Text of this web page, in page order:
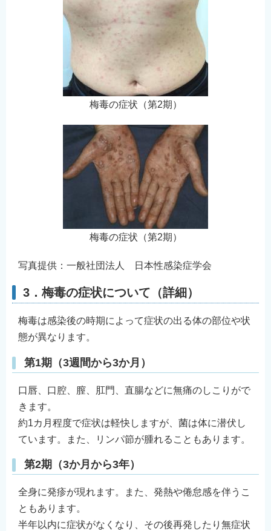
梅毒の症状（第2期）
梅毒の症状（第2期）
写真提供：一般社団法人 日本性感染症学会
3．梅毒の症状について（詳細）
梅毒は感染後の時期によって症状の出る体の部位や状
態が異なります。
第1期（3週間から3か月）
口唇、口腔、膣、肛門、直腸などに無痛のしこりがで
きます。
約1カ月程度で症状は軽快しますが、菌は体に潜伏し
ています。また、リンパ節が腫れることもあります。
第2期（3か月から3年）
全身に発疹が現れます。また、発熱や倦怠感を伴うこ
ともあります。
半年以内に症状がなくなり、その後再発したり無症状